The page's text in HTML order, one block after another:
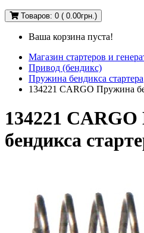
Товаров: 0 ( 0.00грн.)
Ваша корзина пуста!
Магазин стартеров и
Привод (бендикс)
Пружина бендикса стартера
134221 CARGO Пружина
134221
бендикса